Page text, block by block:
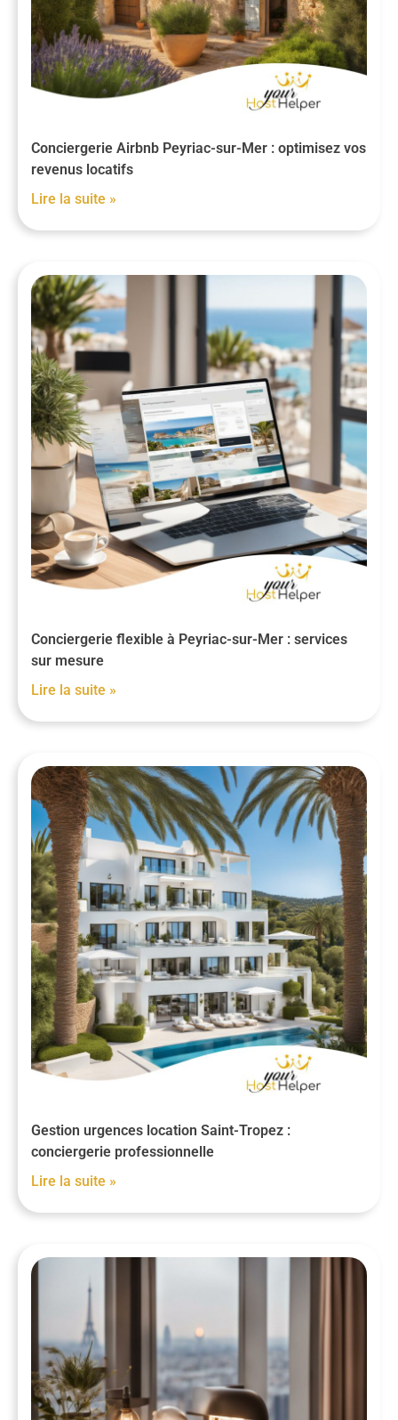
Conciergerie Airbnb Peyriac-sur-Mer : optimisez vos
revenus locatifs
Lire la suite »
Conciergerie flexible à Peyriac-sur-Mer : services
sur mesure
Lire la suite »
Gestion urgences location Saint-Tropez :
conciergerie professionnelle
Lire la suite »